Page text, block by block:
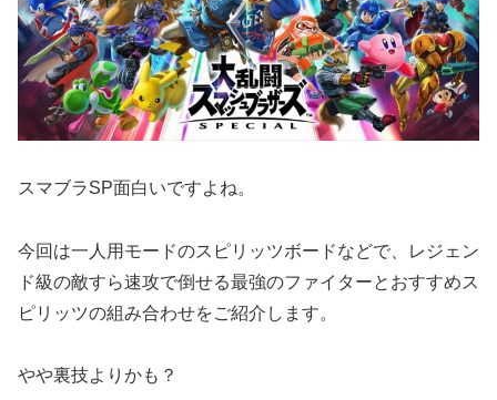
スマブラSP面白いですよね。
今回は一人用モードのスピリッツボードなどで、レジェン
ド級の敵すら速攻で倒せる最強のファイターとおすすめス
ピリッツの組み合わせをご紹介します。
やや裏技よりかも？